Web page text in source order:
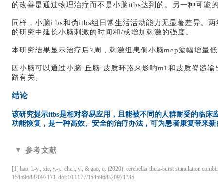
的改善是通过物理治疗而不是小脑itbs达到的。另一种可能
同样，小脑itbs和伪itbs组日常生活活动能力无显著差异。
的研究中延长小脑刺激的时间和/或增加刺激的强度。
本研究结果显示治疗后2周，刺激组患侧小脑mep波幅增量
因小脑可以通过小脑-丘脑-皮质环路来影响m1和皮质脊髓
路有关。
结论
该研究提示itbs是相对容易应用，且能被不同的人群耐受的临
功能恢复，是一种高效、安全的治疗办法，可为患者康复带来新
▼ 参考文献
[1] liao, l.-y., xie, y.-j., chen, y., & gao, q. (2020). cerebellar theta-burst stimulation
154596832097173. doi:10.1177/1545968320971735